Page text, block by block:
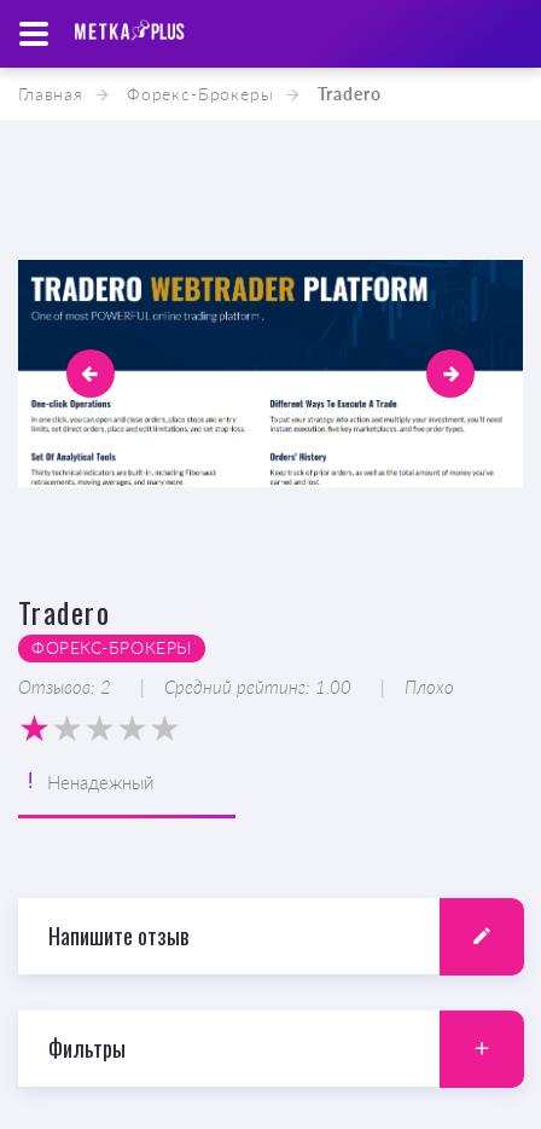
Главная Форекс-Брокеры Tradero
Tradero
ФОРЕКС-БРОКЕРЫ
Отзывов: 2 Средний рейтинг: 1.00 Плохо
Ненадежный
Напишите отзыв
Фильтры